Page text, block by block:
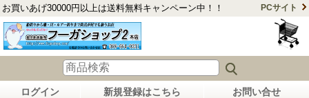
お買いあげ30000円以上は送料無料キャンペーン中！！ PCサイト
ログイン 新規登録はこちら お問い合せ